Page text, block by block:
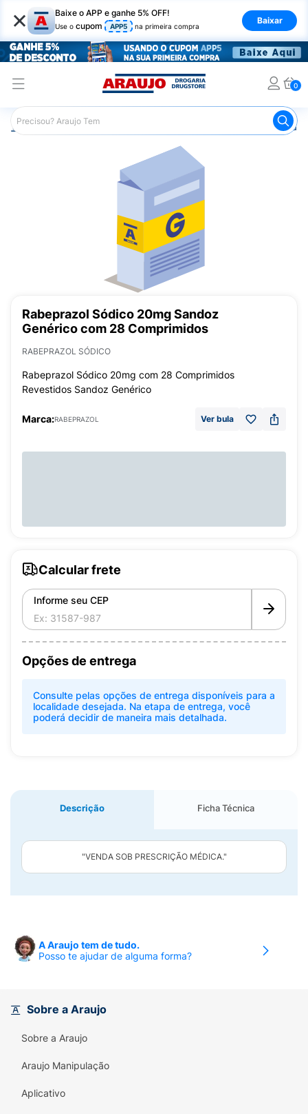
× Baixe o APP e ganhe 5% OFF!
Use o cupom APP5 na primeira compra
Baixar
0
Araujo Medicamentos Remédio para o Estômago e
Rabeprazol Sódico 20mg Sandoz
Genérico com 28 Comprimidos
RABEPRAZOL SÓDICO
Rabeprazol Sódico 20mg com 28 Comprimidos
Revestidos Sandoz Genérico
Marca:RABEPRAZOL Ver bula
Calcular frete
Informe seu CEP
Opções de entrega
Consulte pelas opções de entrega disponíveis para a
localidade desejada. Na etapa de entrega, você
poderá decidir de maneira mais detalhada.
Descrição Ficha Técnica
"VENDA SOB PRESCRIÇÃO MÉDICA."
A Araujo tem de tudo.
Posso te ajudar de alguma forma?
Sobre a Araujo
Sobre a Araujo
Araujo Manipulação
Aplicativo